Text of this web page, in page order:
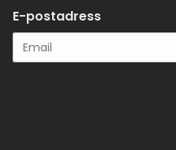
E-postadress